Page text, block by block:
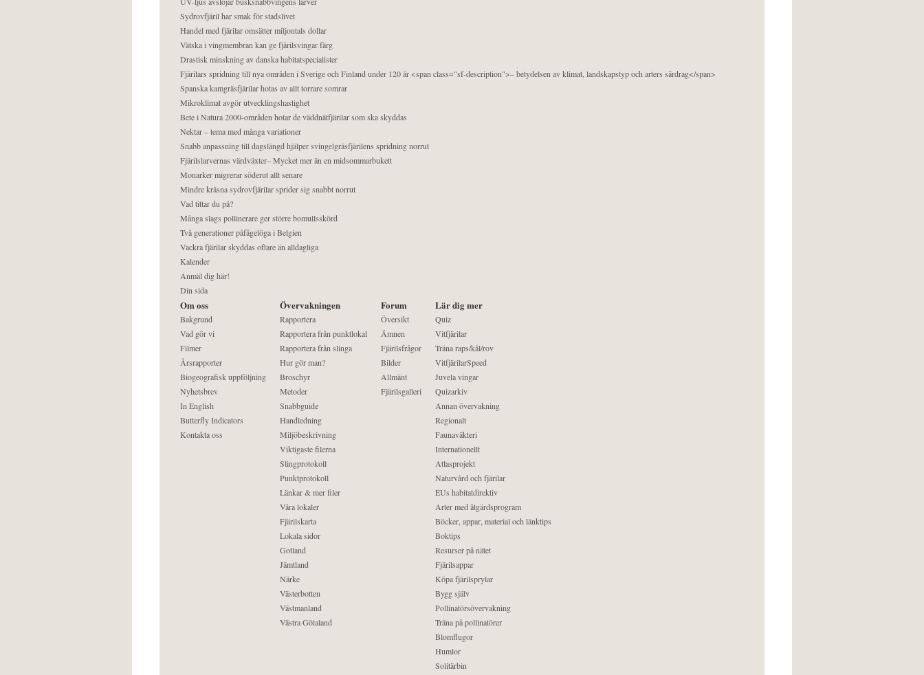
Sydrovfjäril har smak för stadslivet
Handel med fjärilar omsätter miljontals dollar
Vätska i vingmembran kan ge fjärilsvingar färg
Drastisk minskning av danska habitatspecialister
Fjärilars spridning till nya områden i Sverige och Finland under 120 år <span class="sf-description">– betydelsen av klimat, landskapstyp och arters särdrag</span>
Spanska kamgräsfjärilar hotas av allt torrare somrar
Mikroklimat avgör utvecklingshastighet
Bete i Natura 2000-områden hotar de väddnätfjärilar som ska skyddas
Nektar – tema med många variationer
Snabb anpassning till dagslängd hjälper svingelgräsfjärilens spridning norrut
Fjärilslarvernas värdväxter– Mycket mer än en midsommarbukett
Monarker migrerar söderut allt senare
Mindre kräsna sydrovfjärilar sprider sig snabbt norrut
Vad tittar du på?
Många slags pollinerare ger större bomullsskörd
Två generationer påfågelöga i Belgien
Vackra fjärilar skyddas oftare än alldagliga
Kalender
Anmäl dig här!
Din sida
Om oss
Bakgrund
Vad gör vi
Filmer
Årsrapporter
Biogeografisk uppföljning
Nyhetsbrev
In English
Butterfly Indicators
Kontakta oss
Övervakningen
Rapportera
Rapportera från punktlokal
Rapportera från slinga
Hur gör man?
Broschyr
Metoder
Snabbguide
Handledning
Miljöbeskrivning
Viktigaste filerna
Slingprotokoll
Punktprotokoll
Länkar & mer filer
Våra lokaler
Fjärilskarta
Lokala sidor
Gotland
Jämtland
Närke
Västerbotten
Västmanland
Västra Götaland
Forum
Översikt
Ämnen
Fjärilsfrågor
Bilder
Allmänt
Fjärilsgalleri
Lär dig mer
Quiz
Vitfjärilar
Träna raps/kål/rov
VitfjärilarSpeed
Juvela vingar
Quizarkiv
Annan övervakning
Regionalt
Faunaväkteri
Internationellt
Atlasprojekt
Naturvård och fjärilar
EUs habitatdirektiv
Arter med åtgärdsprogram
Böcker, appar, material och länktips
Boktips
Resurser på nätet
Fjärilsappar
Köpa fjärilsprylar
Bygg själv
Pollinatörsövervakning
Träna på pollinatörer
Blomflugor
Humlor
Solitärbin